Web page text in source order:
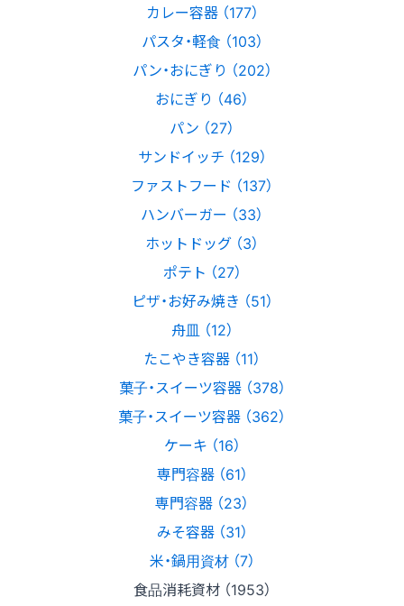
カレー容器 （177）
パスタ・軽食 （103）
パン・おにぎり （202）
おにぎり （46）
パン （27）
サンドイッチ （129）
ファストフード （137）
ハンバーガー （33）
ホットドッグ （3）
ポテト （27）
ピザ・お好み焼き （51）
舟皿 （12）
たこやき容器 （11）
菓子・スイーツ容器 （378）
菓子・スイーツ容器 （362）
ケーキ （16）
専門容器 （61）
専門容器 （23）
みそ容器 （31）
米・鍋用資材 （7）
食品消耗資材 （1953）